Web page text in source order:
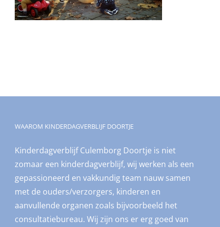
WAAROM KINDERDAGVERBLIJF DOORTJE
Kinderdagverblijf Culemborg Doortje is niet
zomaar een kinderdagverblijf, wij werken als een
gepassioneerd en vakkundig team nauw samen
met de ouders/verzorgers, kinderen en
aanvullende organen zoals bijvoorbeeld het
consultatiebureau. Wij zijn ons er erg goed van